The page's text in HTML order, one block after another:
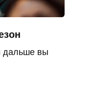
дальше вы